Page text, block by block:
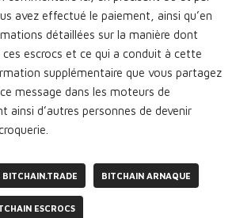
avez effectué le paiement, ainsi qu’en
détaillées sur la manière dont
escrocs et ce qui a conduit à cette
supplémentaire que vous partagez
message dans les moteurs de
ainsi d’autres personnes de devenir
BITCHAIN.TRADE BITCHAIN ARNAQUE
ESCROCS